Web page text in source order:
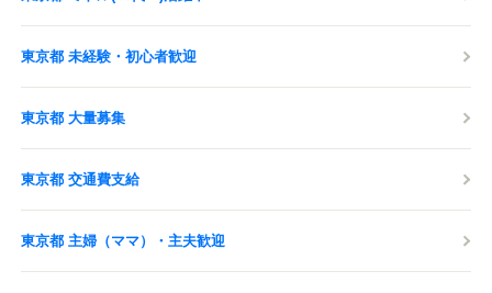
東京都 未経験・初心者歓迎
東京都 大量募集
東京都 交通費支給
東京都 主婦（ママ）・主夫歓迎